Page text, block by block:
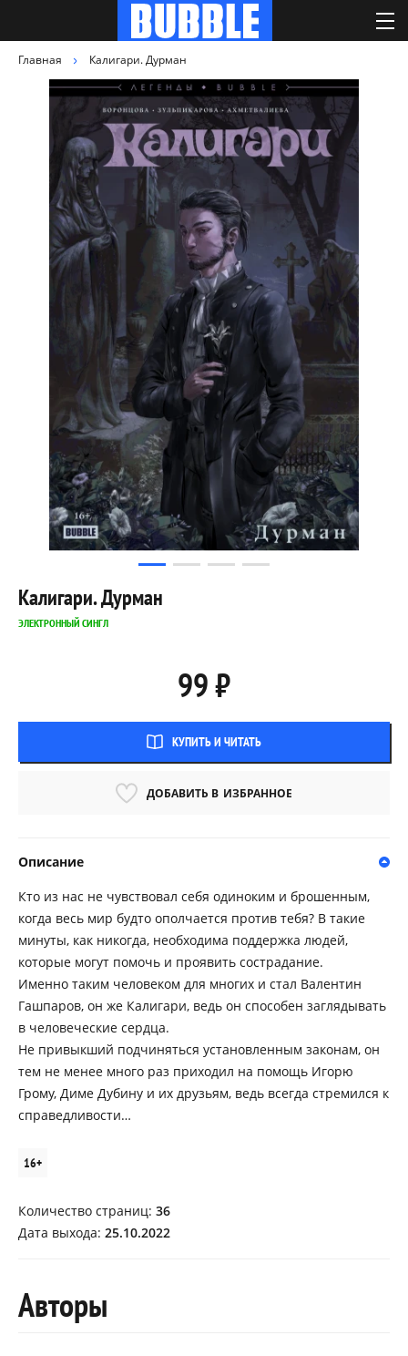
Главная Калигари. Дурман
Калигари. Дурман
ЭЛЕКТРОННЫЙ СИНГЛ
99 ₽
КУПИТЬ И ЧИТАТЬ
ДОБАВИТЬ В ИЗБРАННОЕ
Описание
Кто из нас не чувствовал себя одиноким и брошенным,
когда весь мир будто ополчается против тебя? В такие
минуты, как никогда, необходима поддержка людей,
которые могут помочь и проявить сострадание.
Именно таким человеком для многих и стал Валентин
Гашпаров, он же Калигари, ведь он способен заглядывать
в человеческие сердца.
Не привыкший подчиняться установленным законам, он
тем не менее много раз приходил на помощь Игорю
Грому, Диме Дубину и их друзьям, ведь всегда стремился к
справедливости…
16+
Количество страниц: 36
Дата выхода: 25.10.2022
Авторы